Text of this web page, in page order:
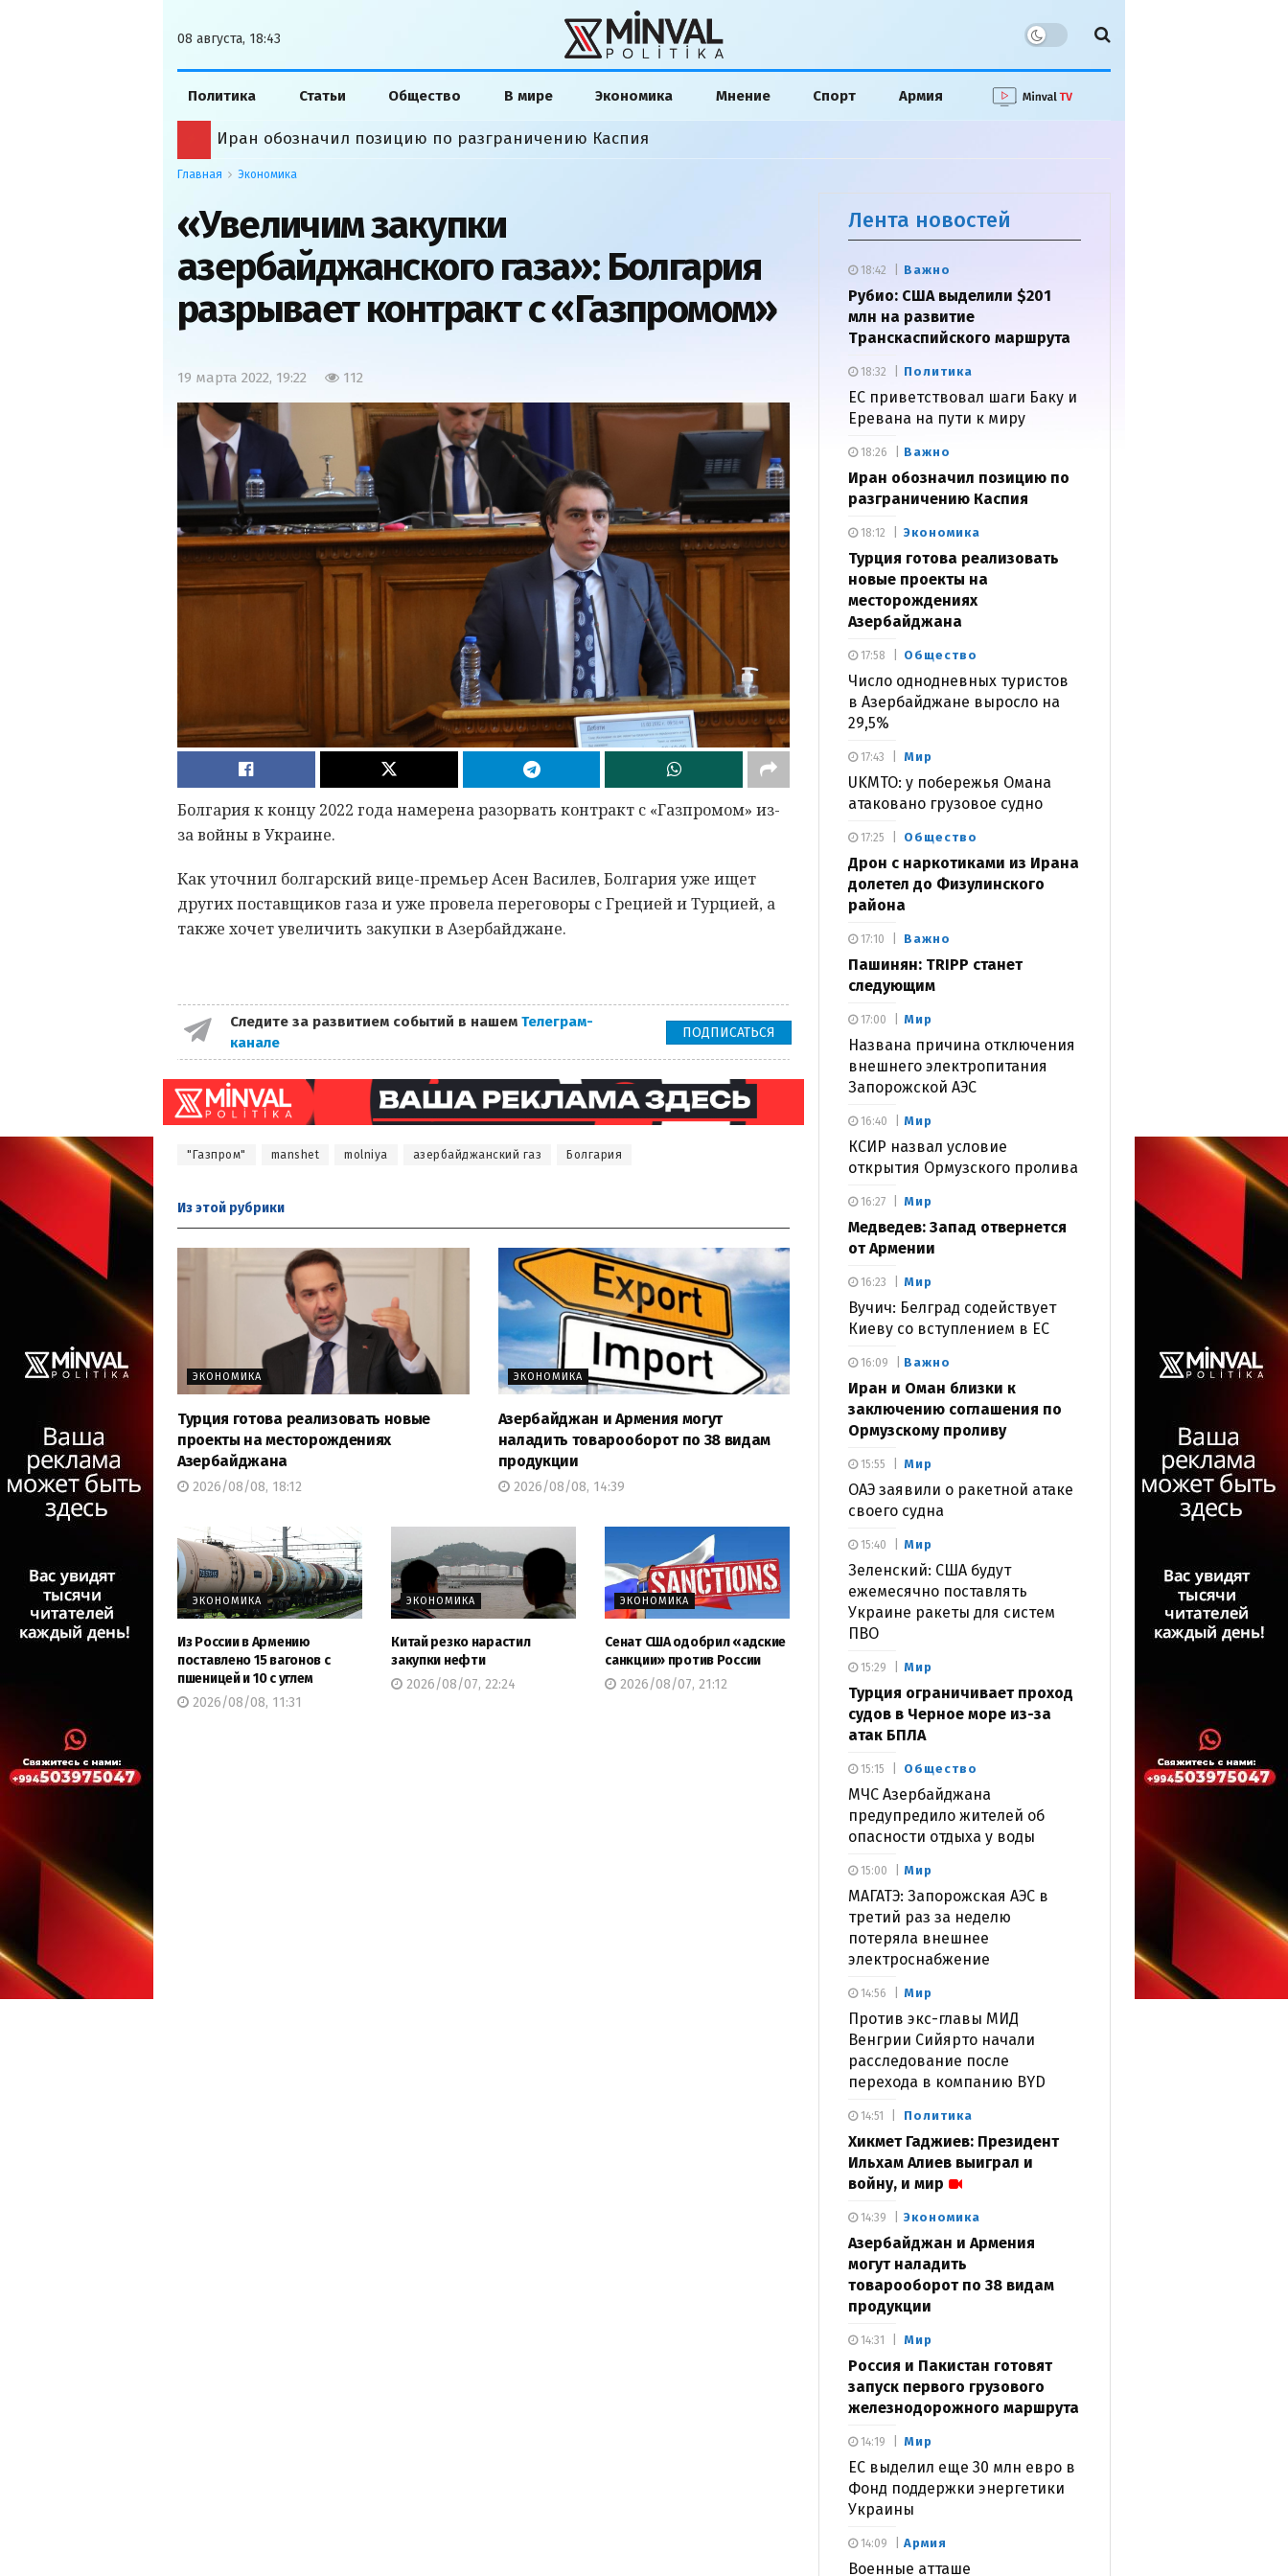
08 августа, 18:43
Политика Статьи Общество В мире Экономика Мнение Спорт Армия
Иран обозначил позицию по разграничению Каспия
Главная Экономика
«Увеличим закупки
азербайджанского газа»: Болгария
разрывает контракт с «Газпромом»
19 марта 2022, 19:22 112
Болгария к концу 2022 года намерена разорвать контракт с «Газпромом» из-
за войны в Украине.
Как уточнил болгарский вице-премьер Асен Василев, Болгария уже ищет
других поставщиков газа и уже провела переговоры с Грецией и Турцией, а
также хочет увеличить закупки в Азербайджане.
Следите за развитием событий в нашем Телеграм-
канале
ПОДПИСАТЬСЯ
"Газпром" manshet molniya азербайджанский газ Болгария
Из этой рубрики
ЭКОНОМИКА
Турция готова реализовать новые
проекты на месторождениях
Азербайджана
2026/08/08, 18:12
ЭКОНОМИКА
Азербайджан и Армения могут
наладить товарооборот по 38 видам
продукции
2026/08/08, 14:39
ЭКОНОМИКА
Из России в Армению
поставлено 15 вагонов с
пшеницей и 10 с углем
2026/08/08, 11:31
ЭКОНОМИКА
Китай резко нарастил
закупки нефти
2026/08/07, 22:24
ЭКОНОМИКА
Сенат США одобрил «адские
санкции» против России
2026/08/07, 21:12
Лента новостей
Важно
Рубио: США выделили $201
млн на развитие
Транскаспийского маршрута
18:42
Политика
ЕС приветствовал шаги Баку и
Еревана на пути к миру
18:32
Важно
Иран обозначил позицию по
разграничению Каспия
18:26
Экономика
Турция готова реализовать
новые проекты на
месторождениях
Азербайджана
18:12
Общество
Число однодневных туристов
в Азербайджане выросло на
29,5%
17:58
Мир
UKMTO: у побережья Омана
атаковано грузовое судно
17:43
Общество
Дрон с наркотиками из Ирана
долетел до Физулинского
района
17:25
Важно
Пашинян: TRIPP станет
следующим
17:10
Мир
Названа причина отключения
внешнего электропитания
Запорожской АЭС
17:00
Мир
КСИР назвал условие
открытия Ормузского пролива
16:40
Мир
Медведев: Запад отвернется
от Армении
16:27
Мир
Вучич: Белград содействует
Киеву со вступлением в ЕС
16:23
Важно
Иран и Оман близки к
заключению соглашения по
Ормузскому проливу
16:09
Мир
ОАЭ заявили о ракетной атаке
своего судна
15:55
Мир
Зеленский: США будут
ежемесячно поставлять
Украине ракеты для систем
ПВО
15:40
Мир
Турция ограничивает проход
судов в Черное море из-за
атак БПЛА
15:29
Общество
МЧС Азербайджана
предупредило жителей об
опасности отдыха у воды
15:15
Мир
МАГАТЭ: Запорожская АЭС в
третий раз за неделю
потеряла внешнее
электроснабжение
15:00
Мир
Против экс-главы МИД
Венгрии Сийярто начали
расследование после
перехода в компанию BYD
14:56
Политика
Хикмет Гаджиев: Президент
Ильхам Алиев выиграл и
войну, и мир
14:51
Экономика
Азербайджан и Армения
могут наладить
товарооборот по 38 видам
продукции
14:39
Мир
Россия и Пакистан готовят
запуск первого грузового
железнодорожного маршрута
14:31
Мир
ЕС выделил еще 30 млн евро в
Фонд поддержки энергетики
Украины
14:19
Армия
Военные атташе
14:09